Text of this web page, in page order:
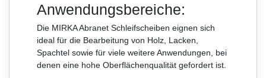
Anwendungsbereiche:
Die MIRKA Abranet Schleifscheiben eignen sich
ideal für die Bearbeitung von Holz, Lacken,
Spachtel sowie für viele weitere Anwendungen, bei
denen eine hohe Oberflächenqualität gefordert ist.